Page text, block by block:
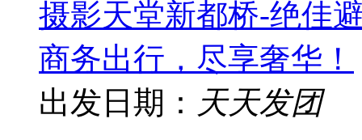
摄影天堂新都桥-绝佳
商务出行，尽享奢华！
出发日期： 天天发团